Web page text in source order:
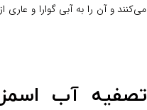
و آن را به آبی گوارا و عاری از
تصفیه آب اسمز